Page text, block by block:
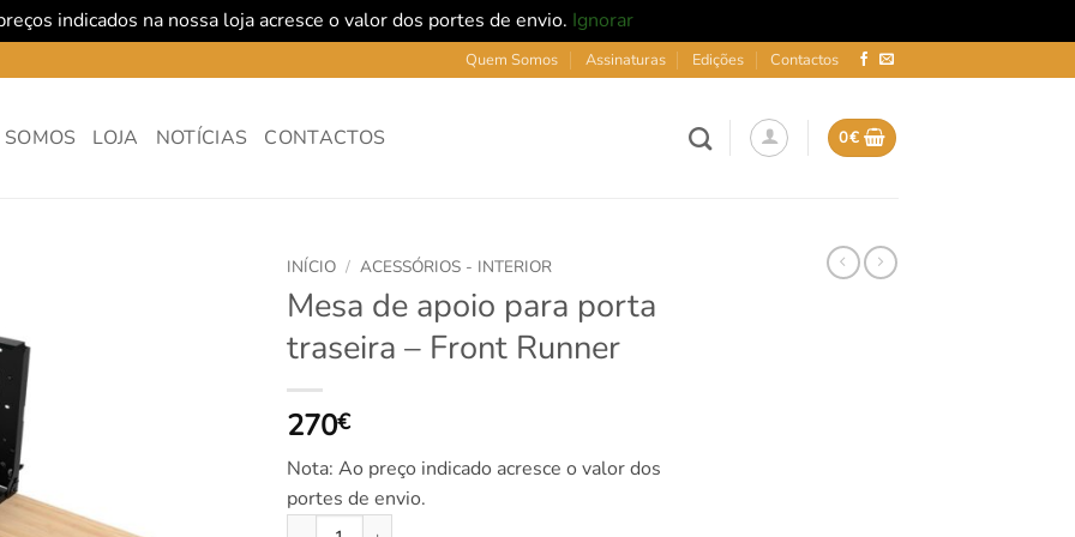
indicados na nossa loja acresce o valor dos portes de envio. Ignorar
Quem Somos Assinaturas Edições Contactos
LOJA NOTÍCIAS CONTACTOS 0€
INÍCIO / ACESSÓRIOS - INTERIOR
Mesa de apoio para porta
traseira – Front Runner
270€
Nota: Ao preço indicado acresce o valor dos
portes de envio.
Quantidade de Mesa de apoio para porta traseira - Front Runner